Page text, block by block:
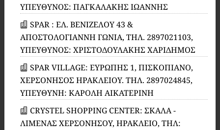
ΥΠΕΥΘΥΝΟΣ: ΠΑΓΚΑΛΑΚΗΣ ΙΩΑΝΝΗΣ
SPAR : ΕΛ. ΒΕΝΙΖΕΛΟΥ 43 &
ΑΠΟΣΤΟΛΟΓΙΑΝΝΗ ΓΩΝΙΑ, ΤΗΛ. 2897021103,
ΥΠΕΥΘΥΝΟΣ: ΧΡΙΣΤΟΔΟΥΛΑΚΗΣ ΧΑΡΙΔΗΜΟΣ
SPAR VILLAGE: ΕΥΡΩΠΗΣ 1, ΠΙΣΚΟΠΙΑΝΟ,
ΧΕΡΣΟΝΗΣΟΣ ΗΡΑΚΛΕΙΟΥ. ΤΗΛ. 2897024845,
ΥΠEΥΘΥΝΗ: ΚΑΡΟΛΗ ΑΙΚΑΤΕΡΙΝΗ
CRYSTEL SHOPPING CENTER: ΣΚΑΛΑ -
ΛΙΜΕΝΑΣ ΧΕΡΣΟΝΗΣΟΥ, ΗΡΑΚΛΕΙΟ, ΤΗΛ: